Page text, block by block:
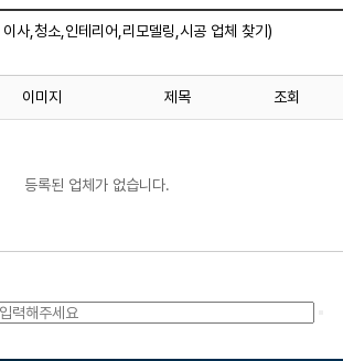
사, 청소 ,인테리어,리모델링,시공 업체 찾기)
이미지 제목 조회
등록된 업체가 없습니다.